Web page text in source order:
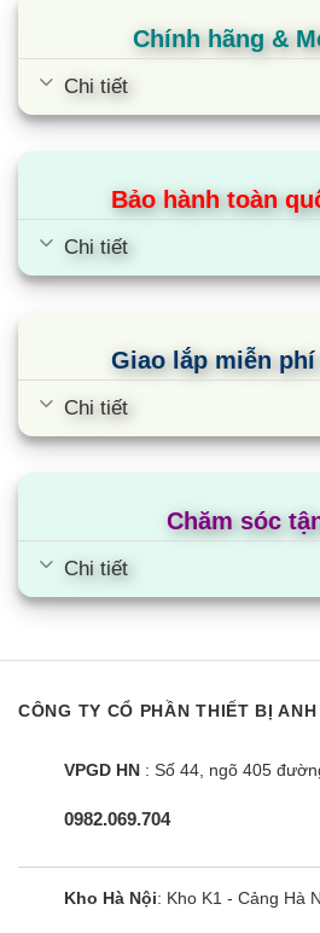
Chính hãng &
Chi tiết
Bảo hành toàn
Chi tiết
Giao lắp miễn
Chi tiết
Chăm sóc
Chi tiết
CÔNG TY CỔ PHẦN THIẾT BỊ ANH
VPGD HN : Số 44, ngõ 405
0982.069.704
Kho Hà Nội: Kho K1 - Cảng Hà